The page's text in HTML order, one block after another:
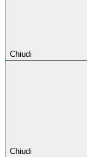
Chiudi
Chiudi